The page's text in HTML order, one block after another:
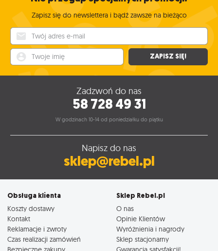
Zapisz się do newslettera i bądź zawsze na bieżąco
ZAPISZ SIĘ!
Zadzwoń do nas
58 728 49 31
W godzinach 10-14 od poniedziałku do piątku
Napisz do nas
sklep@rebel.pl
Obsługa klienta
Koszty dostawy
Kontakt
Reklamacje i zwroty
Czas realizacji zamówień
Sklep Rebel.pl
O nas
Opinie Klientów
Wyróżnienia i nagrody
Sklep stacjonarny